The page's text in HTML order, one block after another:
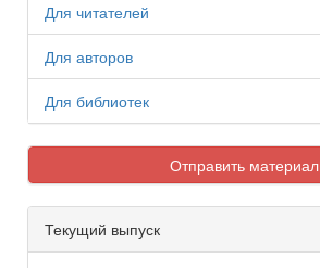
Для читателей
Для авторов
Для библиотек
Отправить материал
Текущий выпуск